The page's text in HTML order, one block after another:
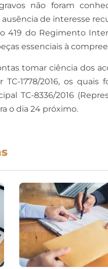
não foram
de interesse
419 do Regimento
essenciais à
tomar ciência dos
TC-1778/2016, os
TC-8336/2016
o dia 24 próximo.